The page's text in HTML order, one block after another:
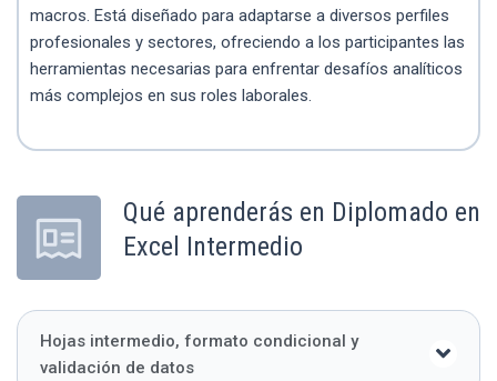
macros. Está diseñado para adaptarse a diversos perfiles
profesionales y sectores, ofreciendo a los participantes las
herramientas necesarias para enfrentar desafíos analíticos
más complejos en sus roles laborales.
Qué aprenderás en Diplomado en
Excel Intermedio
Hojas intermedio, formato condicional y
validación de datos